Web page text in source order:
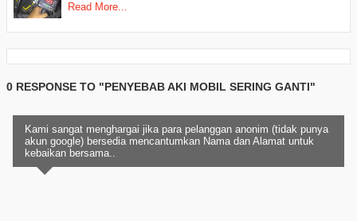
Read More...
0 RESPONSE TO "PENYEBAB AKI MOBIL SERING GANTI"
Kami sangat menghargai jika para pelanggan anonim (tidak punya
akun google) bersedia mencantumkan Nama dan Alamat untuk
kebaikan bersama..